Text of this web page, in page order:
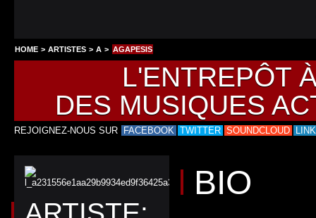
HOME > ARTISTES > A > AGAPESIS
L'ENTREPÔT
DES MUSIQUES
REJOIGNEZ-NOUS SUR FACEBOOK TWITTER SOUNDCLOUD
BIO